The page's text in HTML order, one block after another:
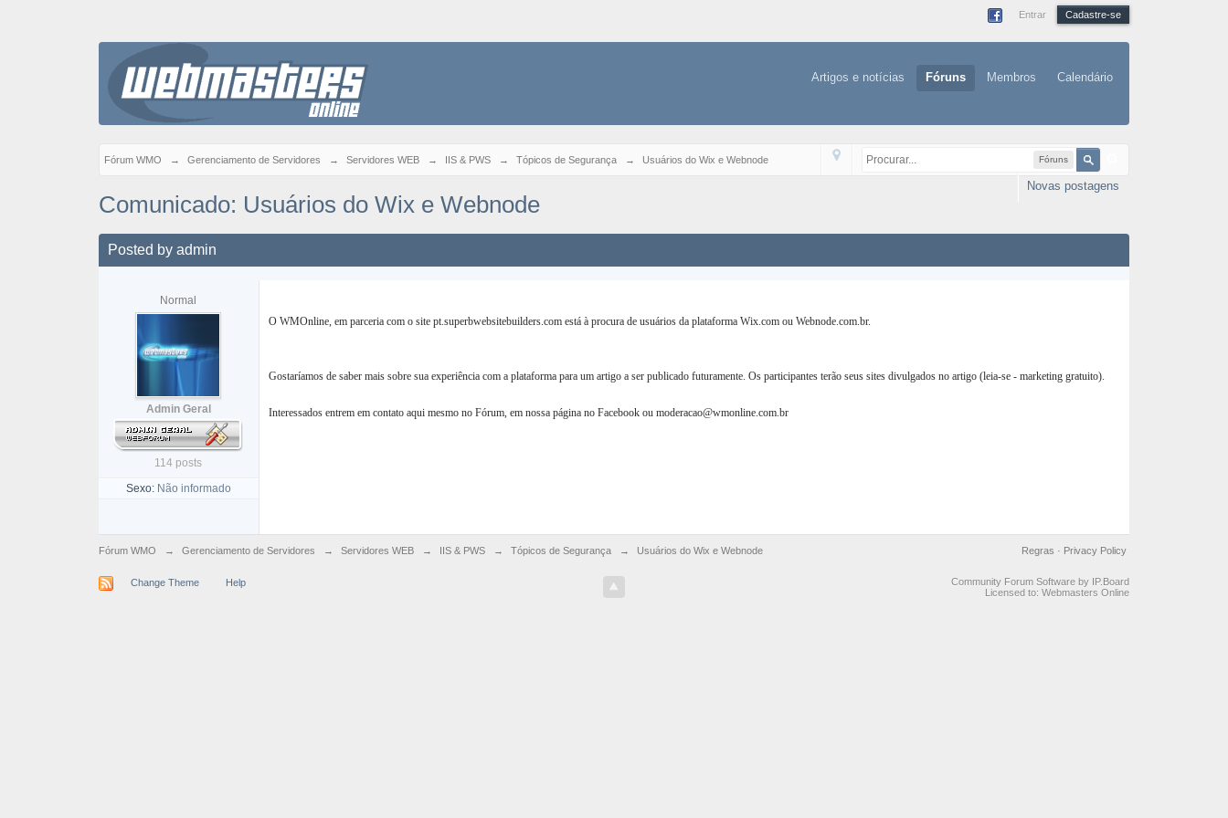
Entrar Cadastre-se
Artigos e notícias Fóruns Membros Calendário
Fórum WMO → Gerenciamento de Servidores → Servidores WEB → IIS & PWS → Tópicos de Segurança → Usuários do Wix e Webnode Fóruns
Novas postagens
Comunicado: Usuários do Wix e Webnode
Posted by admin
Normal
Admin Geral
114 posts
Sexo: Não informado
O WMOnline, em parceria com o site pt.superbwebsitebuilders.com está à procura de usuários da plataforma Wix.com ou Webnode.com.br.
Gostaríamos de saber mais sobre sua experiência com a plataforma para um artigo a ser publicado futuramente. Os participantes terão seus sites divulgados no artigo (leia-se - marketing gratuito).
Interessados entrem em contato aqui mesmo no Fórum, em nossa página no Facebook ou moderacao@wmonline.com.br
Fórum WMO → Gerenciamento de Servidores → Servidores WEB → IIS & PWS → Tópicos de Segurança → Usuários do Wix e Webnode Privacy Policy
Regras ·
Change Theme Help
Community Forum Software by IP.Board
Licensed to: Webmasters Online